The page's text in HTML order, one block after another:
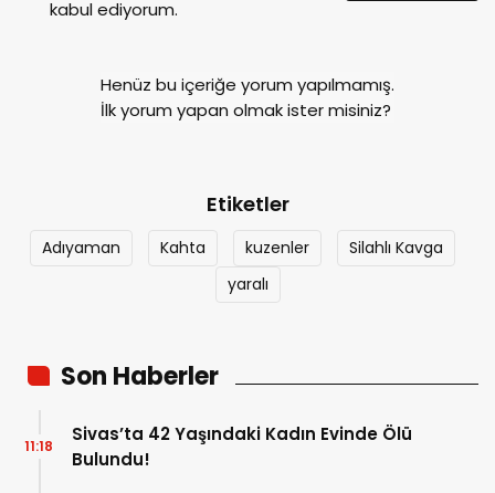
kabul ediyorum.
Henüz bu içeriğe yorum yapılmamış.
İlk yorum yapan olmak ister misiniz?
Etiketler
Adıyaman Kahta kuzenler
Silahlı Kavga
yaralı
Son Haberler
Sivas’ta 42 Yaşındaki Kadın Evinde Ölü
Bulundu!
11:18